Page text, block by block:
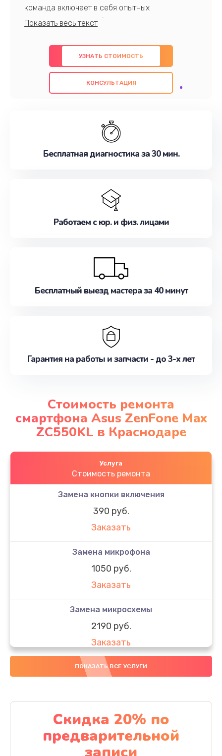
команда включает в себя опытных
профессионалов с обширными знаниями и
предлагаем быстрый и качественный ремонт с
использованием оригинальных компонентов, а
также гарантируем качество всех
проведенных работ. Наша цель - предоставить
наилучшим образом. Не медлите записаться на
УЗНАТЬ СТОИМОСТЬ
КОНСУЛЬТАЦИЯ
Бесплатная диагностика за 30 мин.
Работаем с юр. и физ. лицами
Бесплатный выезд мастера за 40 минут
Гарантия на работы и запчасти - до 3-х лет
Стоимость ремонта
смартфона Asus ZenFone Max
ZC550KL в Краснодаре
Услуга
Стоимость ремонта
Замена кнопки включения
390 руб.
Заказать
Замена микрофона
1050 руб.
Заказать
Замена микросхемы
2190 руб.
Заказать
Замена передней камеры
Заказать
Замена полифонического динамика
390 руб.
ПОКАЗАТЬ ВСЕ УСЛУГИ
Скидка 20% по
предварительной